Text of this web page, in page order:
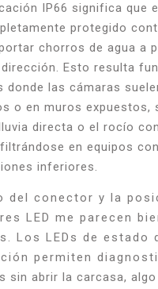
IP66 significa que
protegido
chorros de agua a
Esto resulta
donde las cámaras
o en muros expuestos,
directa o el rocío
en equipos con
inferiores.
del conector y la
LED me parecen
Los LEDs de estado
permiten
sin abrir la carcasa, algo